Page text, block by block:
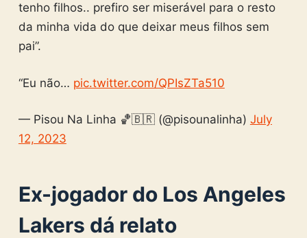
tenho filhos.. prefiro ser miserável para o resto
da minha vida do que deixar meus filhos sem
pai”.
“Eu não… pic.twitter.com/QPIsZTa510
— Pisou Na Linha 🏀🇧🇷 (@pisounalinha) July
12, 2023
Ex-jogador do Los Angeles
Lakers dá relato